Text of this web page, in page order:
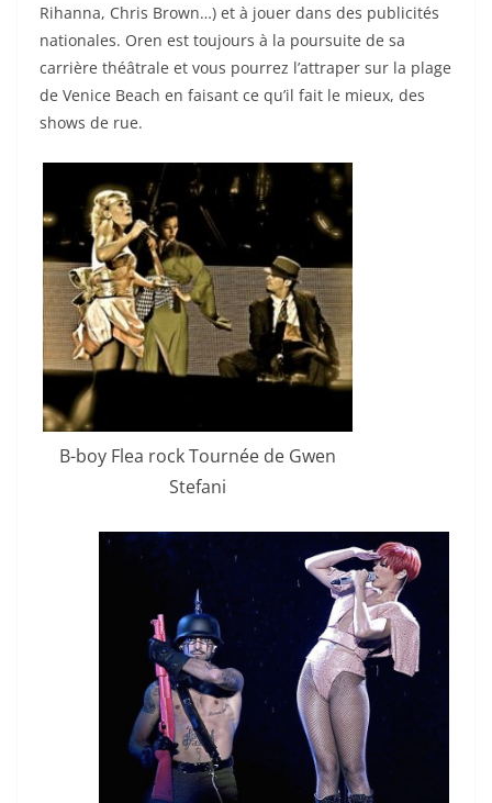
Rihanna, Chris Brown…) et à jouer dans des publicités
nationales. Oren est toujours à la poursuite de sa
carrière théâtrale et vous pourrez l’attraper sur la plage
de Venice Beach en faisant ce qu’il fait le mieux, des
shows de rue.
B-boy Flea rock Tournée de Gwen
Stefani